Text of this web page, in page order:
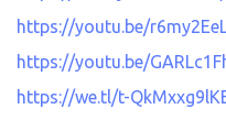
https://youtu.be/
https://youtu.be/
https://we.tl/t-